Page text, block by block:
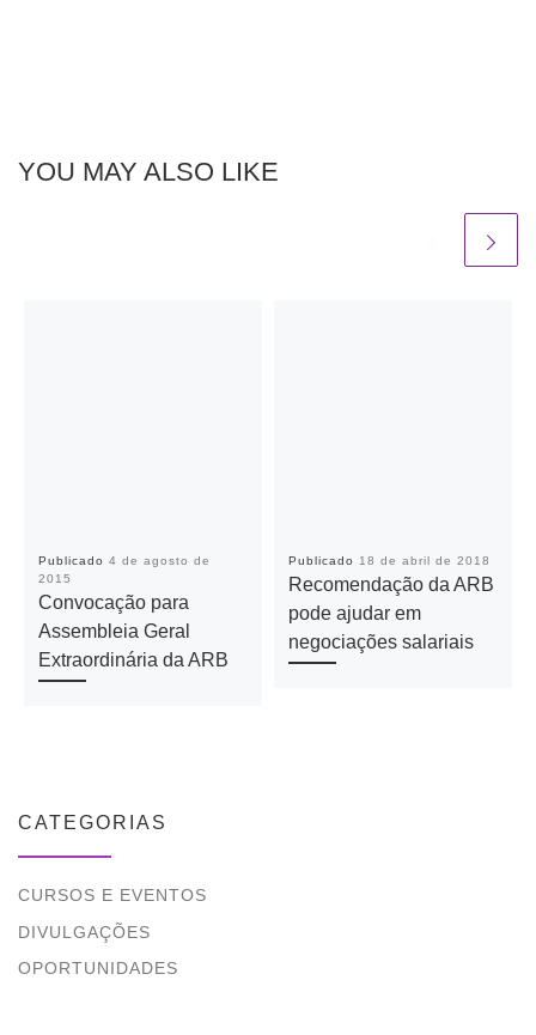
YOU MAY ALSO LIKE
Publicado 4 de agosto de
2015
Convocação para
Assembleia Geral
Extraordinária da ARB
Publicado 18 de abril de 2018
Recomendação da ARB
pode ajudar em
negociações salariais
CATEGORIAS
CURSOS E EVENTOS
DIVULGAÇÕES
OPORTUNIDADES